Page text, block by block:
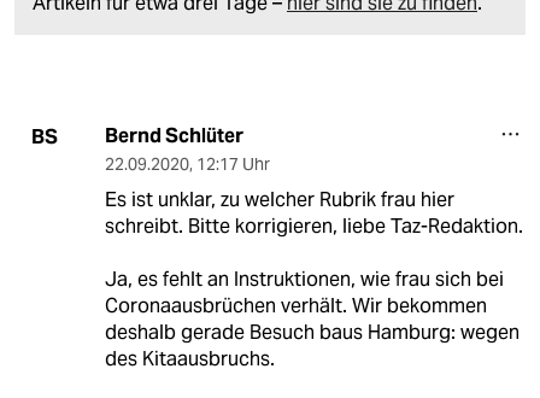
BS Bernd Schlüter
22.09.2020, 12:17 Uhr
Es ist unklar, zu welcher Rubrik frau hier
schreibt. Bitte korrigieren, liebe Taz-Redaktion.
Ja, es fehlt an Instruktionen, wie frau sich bei
Coronaausbrüchen verhält. Wir bekommen
deshalb gerade Besuch baus Hamburg: wegen
des Kitaausbruchs.